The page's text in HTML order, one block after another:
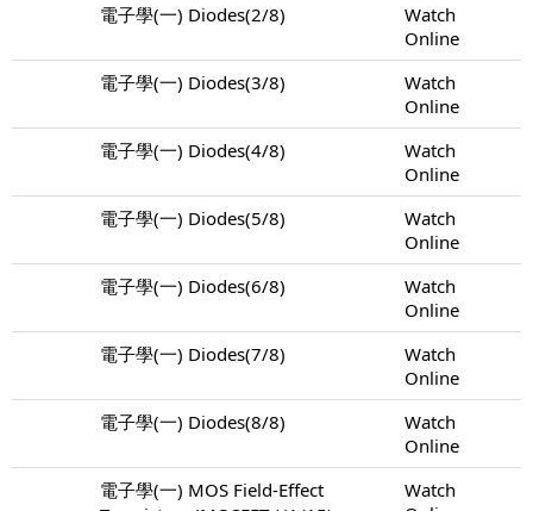
電子學(一) Diodes(2/8)
Watch
Online
電子學(一) Diodes(3/8)
Watch
Online
電子學(一) Diodes(4/8)
Watch
Online
電子學(一) Diodes(5/8)
Watch
Online
電子學(一) Diodes(6/8)
Watch
Online
電子學(一) Diodes(7/8)
Watch
Online
電子學(一) Diodes(8/8)
Watch
Online
電子學(一) MOS Field-Effect
Watch